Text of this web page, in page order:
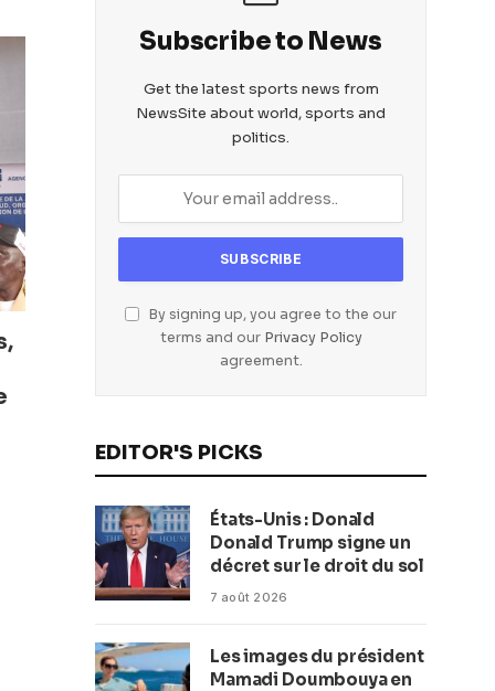
Subscribe to News
Get the latest sports news from
NewsSite about world, sports and
politics.
By signing up, you agree to the our
terms and our Privacy Policy
agreement.
EDITOR'S PICKS
États-Unis : Donald
Donald Trump signe un
décret sur le droit du sol
7 août 2026
Les images du président
Mamadi Doumbouya en